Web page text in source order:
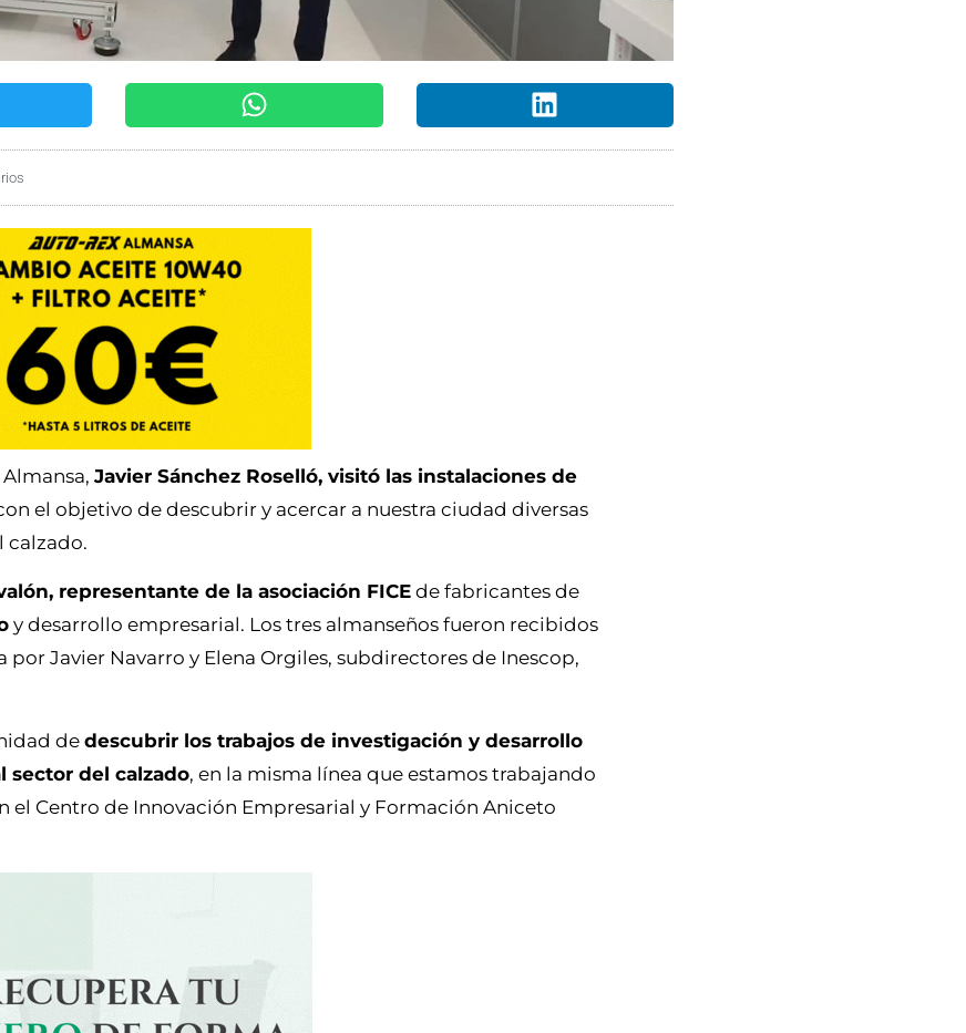
Javier Sánchez Roselló, visitó las instalaciones de
el objetivo de descubrir y acercar a nuestra ciudad diversas
calzado.
representante de la asociación FICE de fabricantes de
y desarrollo empresarial. Los tres almanseños fueron recibidos
por Javier Navarro y Elena Orgiles, subdirectores de Inescop,
de descubrir los trabajos de investigación y desarrollo
sector del calzado, en la misma línea que estamos trabajando
el Centro de Innovación Empresarial y Formación Aniceto